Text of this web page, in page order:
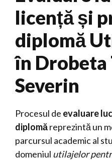
licență și
diplomă
în Drobeta
Severin
Procesul de evaluare
diplomăreprezintă un
parcursul academic al
domeniul utilajelor